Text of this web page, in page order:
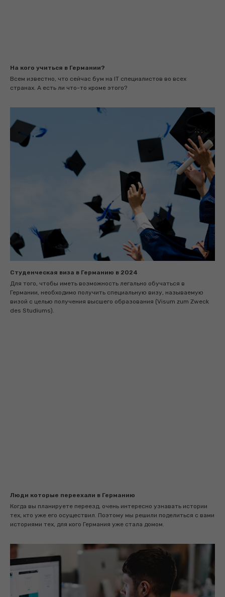
На кого учиться в Германии?
Всем известно, что сейчас бум на IT специалистов во всех
странах. А есть ли что-то кроме этого?
Студенческая виза в Германию в 2024
Для того, чтобы иметь возможность легально обучаться в
Германии, необходимо получить специальную визу, называемую
визой с целью получения высшего образования (Visum zum Zweck
des Studiums).
Люди которые переехали в Германию
Когда вы планируете переезд, очень интересно узнавать истории
тех, кто уже его осуществил. Поэтому мы решили поделиться с вами
историями тех, для кого Германия уже стала домом.